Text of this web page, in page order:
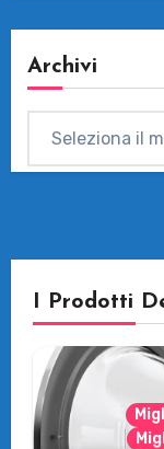
Archivi
I Prodotti